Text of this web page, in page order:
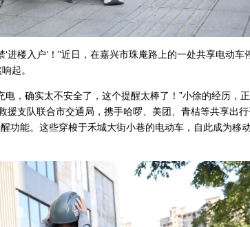
进楼入户’！”近日，在嘉兴市珠庵路上的一处共享电动车
起。
，确实太不安全了，这个提醒太棒了！”小徐的经历，
援支队联合市交通局，携手哈啰、美团、青桔等共享出
功能。这些穿梭于禾城大街小巷的电动车，自此成为移